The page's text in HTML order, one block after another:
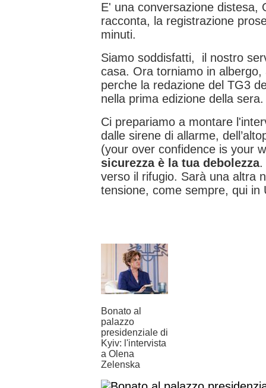
E' una conversazione distesa,
racconta, la registrazione
minuti.
Siamo soddisfatti, il nostro
casa. Ora torniamo in
perche la redazione del TG3
nella prima edizione della sera.
Ci prepariamo a montare
dalle sirene di allarme,
(your over confidence is your
sicurezza è la tua debolezza.
verso il rifugio. Sarà una altra
tensione, come sempre, qui in
Bonato al
palazzo
presidenziale di
Kyiv: l'intervista
a Olena
Zelenska